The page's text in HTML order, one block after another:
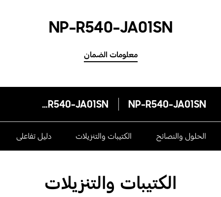
NP-R540-JA01SN
معلومات الضمان
NP-R540-JA01SN
NP-R540-JA01SN
الحلول والنصائح الكتيبات والتنزيلات دليل تفاعلى
الكتيبات والتنزيلات